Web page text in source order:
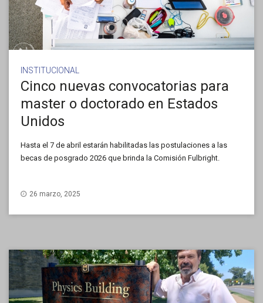
INSTITUCIONAL
Cinco nuevas convocatorias para
master o doctorado en Estados
Unidos
Hasta el 7 de abril estarán habilitadas las postulaciones a las
becas de posgrado 2026 que brinda la Comisión Fulbright.
26 marzo, 2025